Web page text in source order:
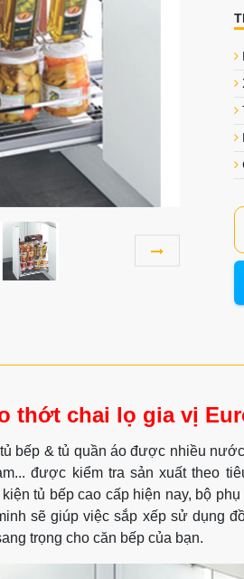
thớt chai lọ gia vị
bếp & tủ quần áo được nhiều
được kiểm tra sản xuất theo
tủ bếp cao cấp hiện nay, bộ
sẽ giúp việc sắp xếp sử dụng
trọng cho căn bếp của bạn.